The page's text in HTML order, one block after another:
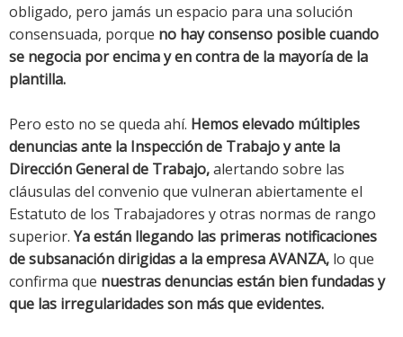
obligado, pero jamás un espacio para una solución
consensuada, porque no hay consenso posible cuando
se negocia por encima y en contra de la mayoría de la
plantilla.
Pero esto no se queda ahí. Hemos elevado múltiples
denuncias ante la Inspección de Trabajo y ante la
Dirección General de Trabajo,alertando sobre las
cláusulas del convenio que vulneran abiertamente el
Estatuto de los Trabajadores y otras normas de rango
superior. Ya están llegando las primeras notificaciones
de subsanación dirigidas a la empresa AVANZA, lo que
confirma que nuestras denuncias están bien fundadas y
que las irregularidades son más que evidentes.